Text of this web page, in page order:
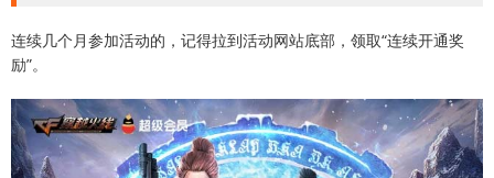
连续几个月参加活动的，记得拉到活动网站底部，领取“连续开通奖
励”。